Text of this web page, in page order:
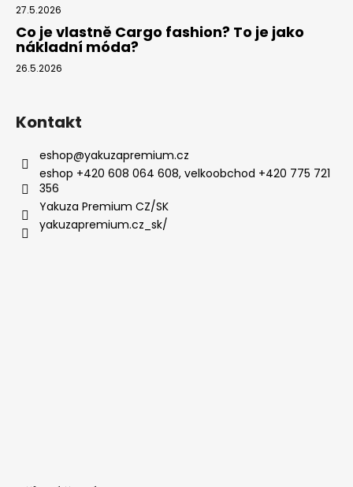
27.5.2026
Co je vlastně Cargo fashion? To je jako
nákladní móda?
26.5.2026
Kontakt
eshop@yakuzapremium.cz
eshop +420 608 064 608, velkoobchod +420 775 721
356
Yakuza Premium CZ/SK
yakuzapremium.cz_sk/